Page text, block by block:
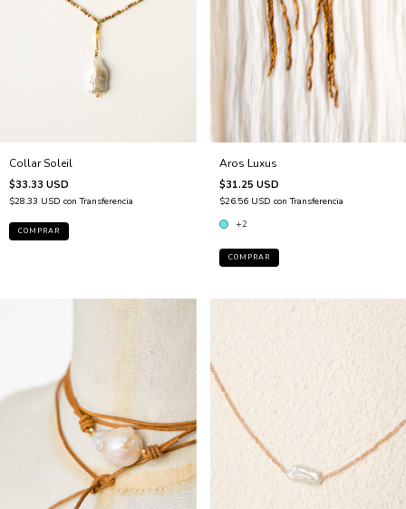
Collar Soleil
$33.33 USD
$28.33 USD con Transferencia
Aros Luxus
$31.25 USD
$26.56 USD con Transferencia
+2
COMPRAR